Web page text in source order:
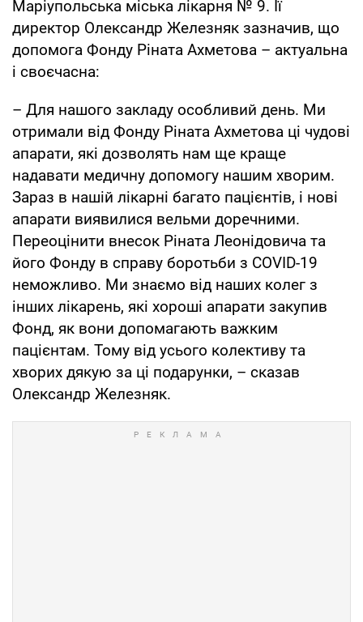
Маріупольська міська лікарня № 9. Її
директор Олександр Железняк зазначив, що
допомога Фонду Ріната Ахметова – актуальна
і своєчасна:
– Для нашого закладу особливий день. Ми
отримали від Фонду Ріната Ахметова ці чудові
апарати, які дозволять нам ще краще
надавати медичну допомогу нашим хворим.
Зараз в нашій лікарні багато пацієнтів, і нові
апарати виявилися вельми доречними.
Переоцінити внесок Ріната Леонідовича та
його Фонду в справу боротьби з COVID-19
неможливо. Ми знаємо від наших колег з
інших лікарень, які хороші апарати закупив
Фонд, як вони допомагають важким
пацієнтам. Тому від усього колективу та
хворих дякую за ці подарунки, – сказав
Олександр Железняк.